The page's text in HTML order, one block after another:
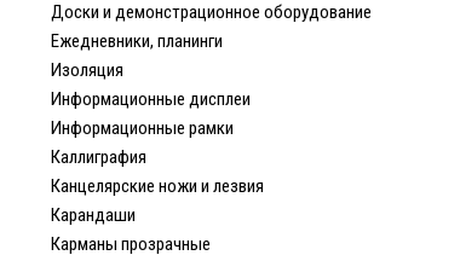
Доски и демонстрационное оборудование
Ежедневники, планинги
Изоляция
Информационные дисплеи
Информационные рамки
Каллиграфия
Канцелярские ножи и лезвия
Карандаши
Карманы прозрачные